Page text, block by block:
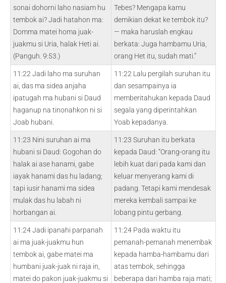
sonai dohorni laho nasiam hu
tembok ai? Jadi hatahon ma:
Domma matei homa juak-
juakmu si Uria, halak Heti ai.
(Panguh. 9:53.)
Tebes? Mengapa kamu
demikian dekat ke tembok itu?
— maka haruslah engkau
berkata: Juga hambamu Uria,
orang Het itu, sudah mati.”
11:22 Jadi laho ma suruhan
ai, das ma sidea anjaha
ipatugah ma hubani si Daud
haganup na tinonahkon ni si
Joab hubani.
11:22 Lalu pergilah suruhan itu
dan sesampainya ia
memberitahukan kepada Daud
segala yang diperintahkan
Yoab kepadanya.
11:23 Nini suruhan ai ma
hubani si Daud: Gogohan do
halak ai ase hanami, gabe
iayak hanami das hu ladang;
tapi iusir hanami ma sidea
mulak das hu labah ni
horbangan ai.
11:23 Suruhan itu berkata
kepada Daud: “Orang-orang itu
lebih kuat dari pada kami dan
keluar menyerang kami di
padang. Tetapi kami mendesak
mereka kembali sampai ke
lobang pintu gerbang.
11:24 Jadi ipanahi parpanah
ai ma juak-juakmu hun
tembok ai, gabe matei ma
humbani juak-juak ni raja in,
matei do pakon juak-juakmu si
11:24 Pada waktu itu
pemanah-pemanah menembak
kepada hamba-hambamu dari
atas tembok, sehingga
beberapa dari hamba raja mati;